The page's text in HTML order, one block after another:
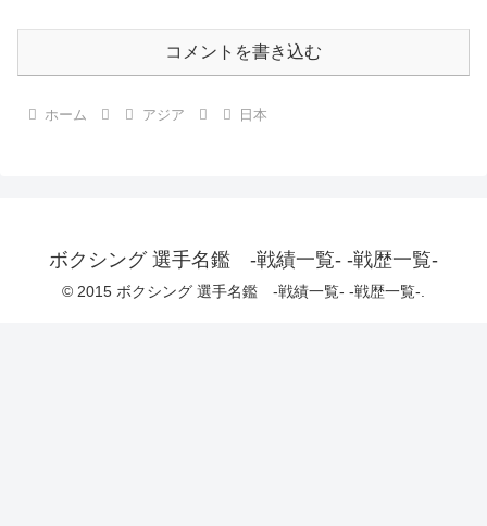
コメントを書き込む
ホーム アジア 日本
ボクシング 選手名鑑 -戦績一覧- -戦歴一覧-
© 2015 ボクシング 選手名鑑 -戦績一覧- -戦歴一覧-.